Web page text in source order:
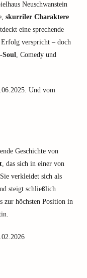
Neuschwanstein
skurriler Charaktere
eine sprechende
verspricht – doch
Soul, Comedy und
Und vom
Geschichte von
, das sich in einer von
verkleidet sich als
steigt schließlich
zur höchsten Position in